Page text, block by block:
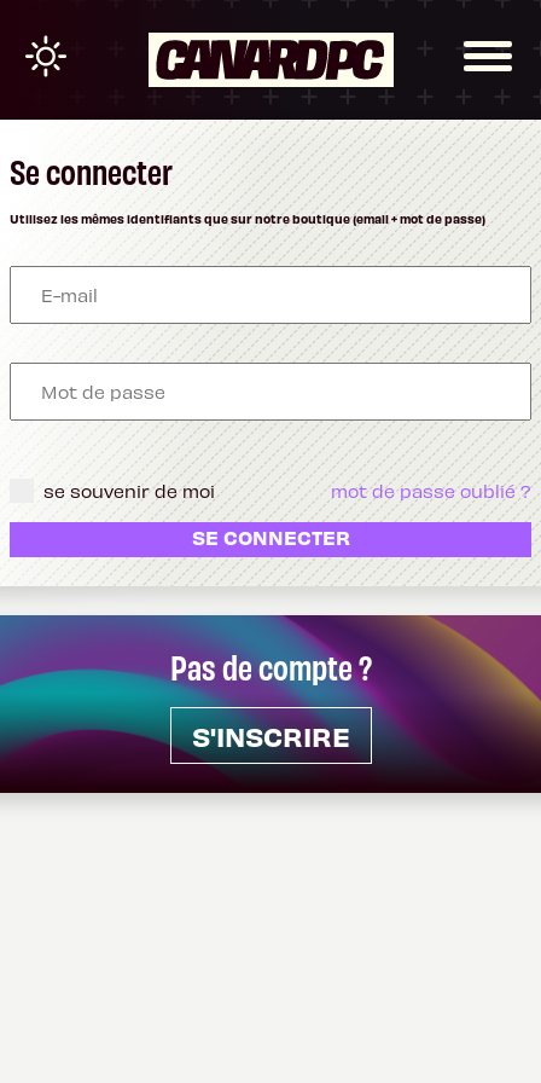
Pas de compte ?
S'INSCRIRE
Se connecter
Utilisez les mêmes identifiants que sur notre boutique (email + mot de passe)
se souvenir de moi mot de passe oublié ?
SE CONNECTER